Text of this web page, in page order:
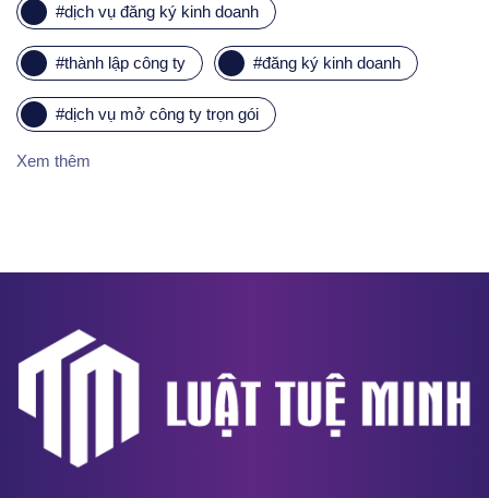
#dịch vụ đăng ký kinh doanh
#thành lập công ty #đăng ký kinh doanh
#dịch vụ mở công ty trọn gói
Xem thêm